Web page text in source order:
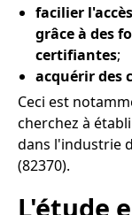
facilier
grâce à des
certifiantes;
acquérir des
Ceci est
cherchez à
dans l'industrie
(82370).
L'étude